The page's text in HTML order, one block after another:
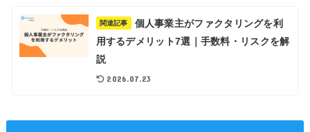
関連記事
個人事業主がファクタリングを利
用するデメリット7選｜手数料・リスクを解
説
2026.07.23